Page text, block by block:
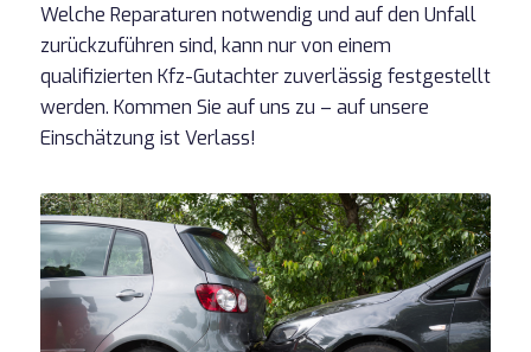
Welche Reparaturen notwendig und auf den Unfall
zurückzuführen sind, kann nur von einem
qualifizierten Kfz-Gutachter zuverlässig festgestellt
werden. Kommen Sie auf uns zu – auf unsere
Einschätzung ist Verlass!